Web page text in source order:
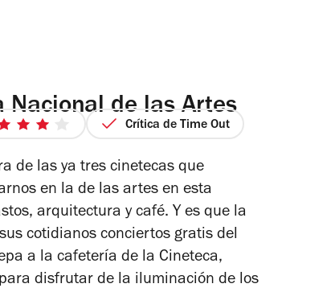
Nacional de las Artes
4
5
estrellas
Crítica de Time Out
de las ya tres cinetecas que
en la de las artes en esta
arquitectura y café. Y es que la
cotidianos conciertos gratis del
a la cafetería de la Cineteca,
disfrutar de la iluminación de los